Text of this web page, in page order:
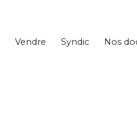
Vendre Syndic Nos